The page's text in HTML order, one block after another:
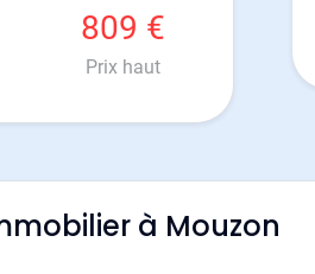
809 €
Prix haut
à Mouzon